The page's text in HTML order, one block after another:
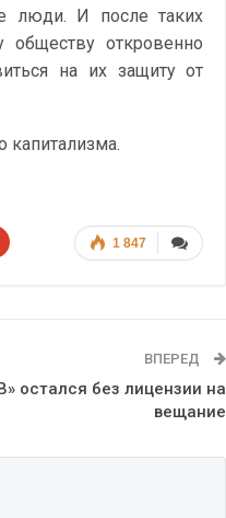
люди. И после таких
откровенно
на их защиту от
капитализма.
1 847
ВПЕРЕД
остался без лицензии на
вещание